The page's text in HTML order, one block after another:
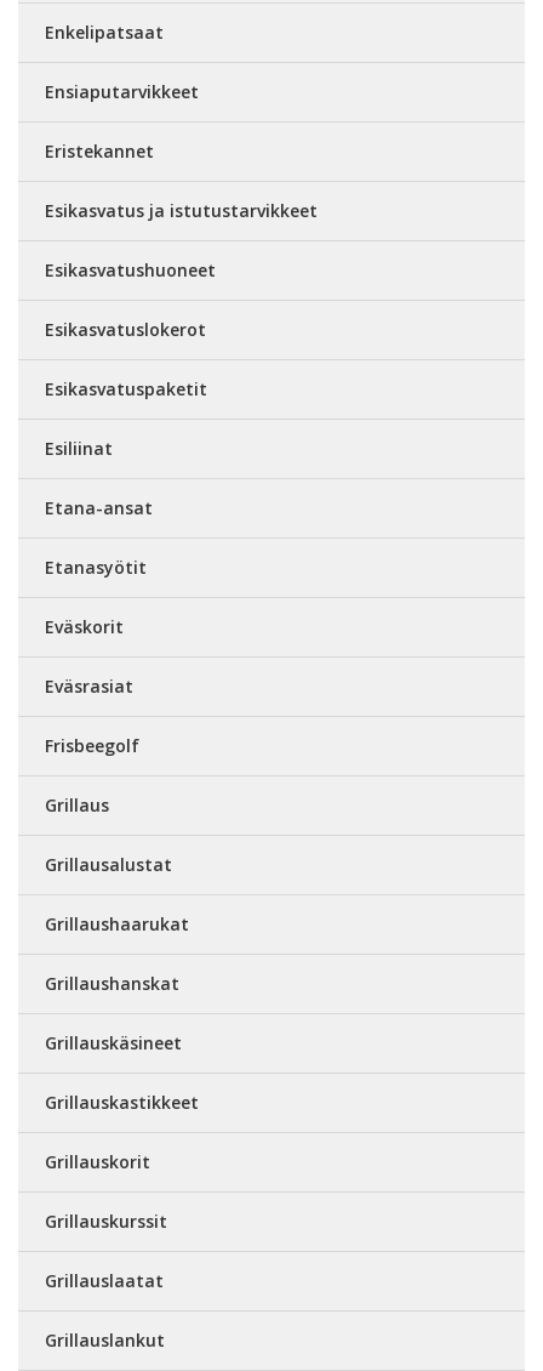
Enkelipatsaat
Ensiaputarvikkeet
Eristekannet
Esikasvatus ja istutustarvikkeet
Esikasvatushuoneet
Esikasvatuslokerot
Esikasvatuspaketit
Esiliinat
Etana-ansat
Etanasyötit
Eväskorit
Eväsrasiat
Frisbeegolf
Grillaus
Grillausalustat
Grillaushaarukat
Grillaushanskat
Grillauskäsineet
Grillauskastikkeet
Grillauskorit
Grillauskurssit
Grillauslaatat
Grillauslankut